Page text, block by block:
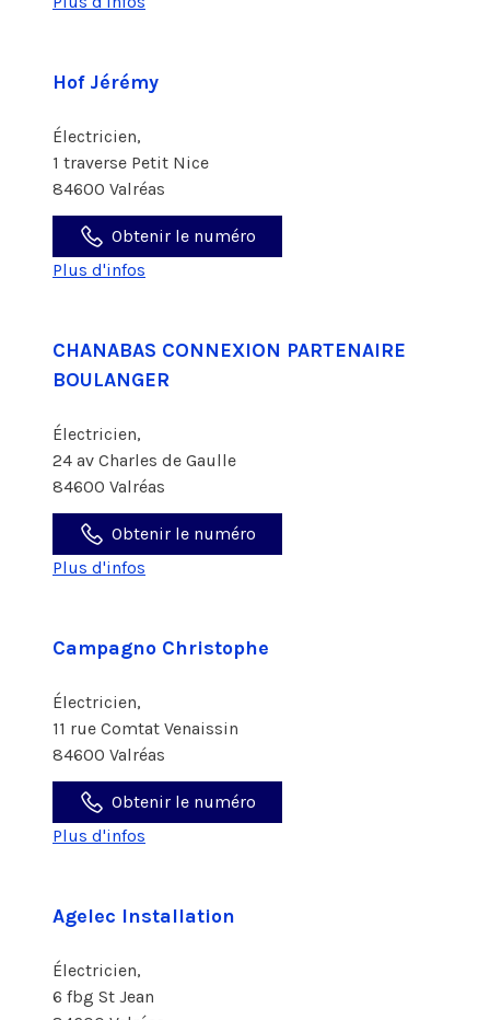
Hof Jérémy
Électricien,
1 traverse Petit Nice
84600 Valréas
Obtenir le numéro
Plus d'infos
CHANABAS CONNEXION PARTENAIRE
BOULANGER
Électricien,
24 av Charles de Gaulle
84600 Valréas
Obtenir le numéro
Plus d'infos
Campagno Christophe
Électricien,
11 rue Comtat Venaissin
84600 Valréas
Obtenir le numéro
Plus d'infos
Agelec Installation
Électricien,
6 fbg St Jean